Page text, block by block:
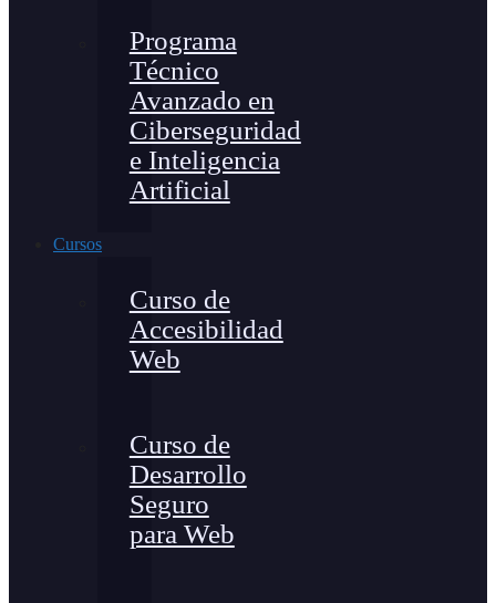
Programa
Técnico
Avanzado en
Ciberseguridad
e Inteligencia
Artificial
Cursos
Curso de
Accesibilidad
Web
Curso de
Desarrollo
Seguro
para Web